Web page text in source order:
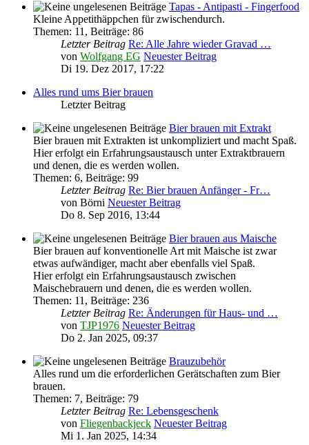
Tapas - Antipasti - Fingerfood
Kleine Appetithäppchen für zwischendurch.
Themen: 11 , Beiträge: 86
Letzter Beitrag Re: Alle Jahre wieder Gravad …
von Wolfgang EG Neuester Beitrag
Di 19. Dez 2017, 17:22
Alles rund ums Bier brauen
Letzter Beitrag
Bier brauen mit Extrakt
Bier brauen mit Extrakten ist unkompliziert und macht Spaß.
Hier erfolgt ein Erfahrungsaustausch unter Extraktbrauern
und denen, die es werden wollen.
Themen: 6, Beiträge: 99
Letzter Beitrag Re: Bier brauen Anfänger - Fr…
von Börni Neuester Beitrag
Do 8. Sep 2016, 13:44
Bier brauen aus Maische
Bier brauen auf konventionelle Art mit Maische ist zwar
etwas aufwändiger, macht aber ebenfalls viel Spaß.
Hier erfolgt ein Erfahrungsaustausch zwischen
Maischebrauern und denen, die es werden wollen.
Themen: 11 , Beiträge: 236
Letzter Beitrag Re: Änderungen für Haus- und …
von TJP1976 Neuester Beitrag
Do 2. Jan 2025, 09:37
Brauzubehör
Alles rund um die erforderlichen Gerätschaften zum Bier
brauen.
Themen: 7, Beiträge: 79
Letzter Beitrag Re: Lebensgeschenk
von Fliegenbackjeck Neuester Beitrag
Mi 1. Jan 2025, 14:34